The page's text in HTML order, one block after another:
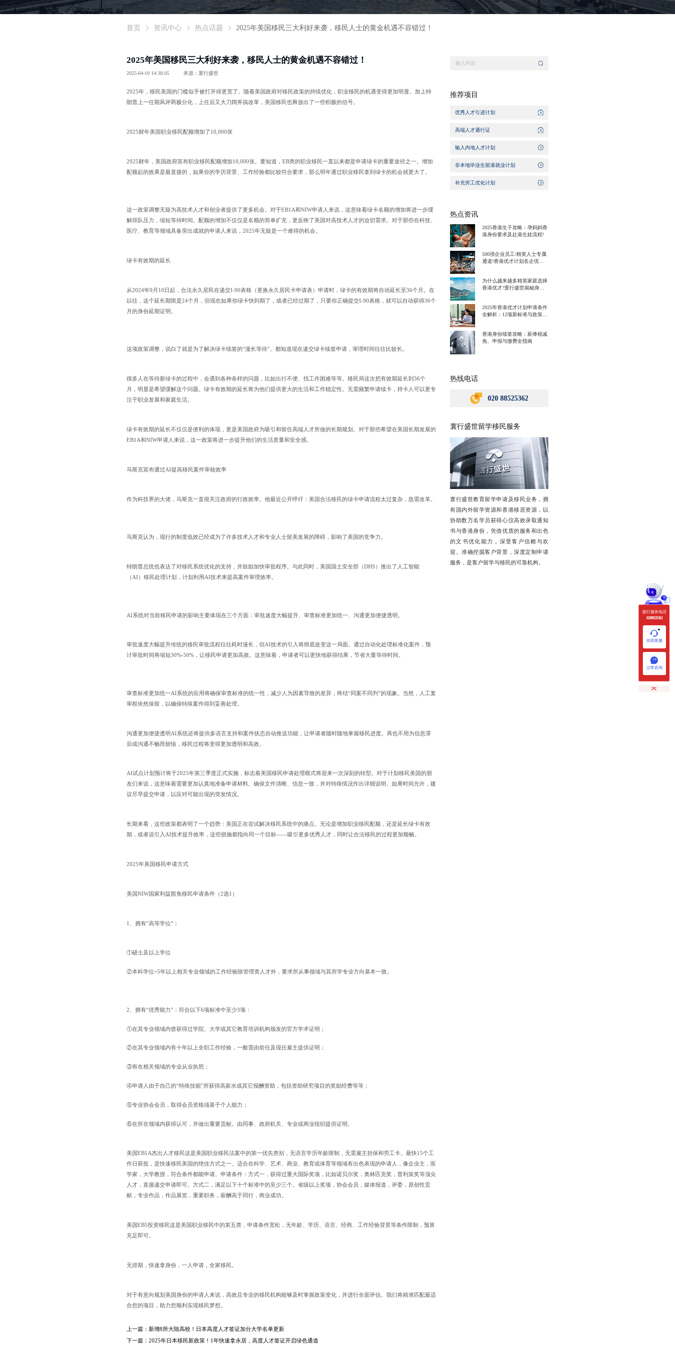
首页 资讯中心 热点话题 2025年美国移民三大利好来袭，移民人士的黄金机遇不容错过！
2025年美国移民三大利好来袭，移民人士的黄金机遇不容错过！
2025-04-10 14:38:05 来源：寰行盛世
2025年，移民美国的门槛似乎被打开得更宽了。随着美国政府对移民政策的持续优化，职业移民的机遇变得更加明显。加上特
朗普上一任期风评两极分化，上任后又大刀阔斧搞改革，美国移民也释放出了一些积极的信号。
2025财年美国职业移民配额增加了10,000张
2025财年，美国政府宣布职业移民配额增加10,000张。要知道，EB类的职业移民一直以来都是申请绿卡的重要途径之一。增加
配额起的效果是最直接的，如果你的学历背景、工作经验都比较符合要求，那么明年通过职业移民拿到绿卡的机会就更大了。
这一政策调整无疑为高技术人才和创业者提供了更多机会。对于EB1A和NIW申请人来说，这意味着绿卡名额的增加将进一步缓
解排队压力，缩短等待时间。配额的增加不仅仅是名额的简单扩充，更反映了美国对高技术人才的迫切需求。对于那些在科技、
医疗、教育等领域具备突出成就的申请人来说，2025年无疑是一个难得的机会。
绿卡有效期的延长
从2024年9月10日起，合法永久居民在递交I-90表格（更换永久居民卡申请表）申请时，绿卡的有效期将自动延长至36个月。在
以往，这个延长期限是24个月，但现在如果你绿卡快到期了，或者已经过期了，只要你正确提交I-90表格，就可以自动获得36个
月的身份延期证明。
这项政策调整，说白了就是为了解决绿卡续签的“漫长等待”。都知道现在递交绿卡续签申请，审理时间往往比较长。
很多人在等待新绿卡的过程中，会遇到各种各样的问题，比如出行不便、找工作困难等等。移民局这次把有效期延长到36个
月，明显是希望缓解这个问题。绿卡有效期的延长将为他们提供更大的生活和工作稳定性。无需频繁申请续卡，持卡人可以更专
注于职业发展和家庭生活。
绿卡有效期的延长不仅仅是便利的体现，更是美国政府为吸引和留住高端人才所做的长期规划。对于那些希望在美国长期发展的
EB1A和NIW申请人来说，这一政策将进一步提升他们的生活质量和安全感。
马斯克宣布通过AI提高移民案件审核效率
作为科技界的大佬，马斯克一直很关注政府的行政效率。他最近公开呼吁：美国合法移民的绿卡申请流程太过复杂，急需改革。
马斯克认为，现行的制度低效已经成为了许多技术人才和专业人士留美发展的障碍，影响了美国的竞争力。
特朗普总统也表达了对移民系统优化的支持，并鼓励加快审批程序。与此同时，美国国土安全部（DHS）推出了人工智能
（AI）移民处理计划，计划利用AI技术来提高案件审理效率。
AI系统对当前移民申请的影响主要体现在三个方面：审批速度大幅提升、审查标准更加统一、沟通更加便捷透明。
审批速度大幅提升传统的移民审批流程往往耗时漫长，但AI技术的引入将彻底改变这一局面。通过自动化处理标准化案件，预
计审批时间将缩短30%-50%，让移民申请更加高效。这意味着，申请者可以更快地获得结果，节省大量等待时间。
审查标准更加统一AI系统的应用将确保审查标准的统一性，减少人为因素导致的差异，终结“同案不同判”的现象。当然，人工复
审权依然保留，以确保特殊案件得到妥善处理。
沟通更加便捷透明AI系统还将提供多语言支持和案件状态自动推送功能，让申请者随时随地掌握移民进度。再也不用为信息滞
后或沟通不畅而烦恼，移民过程将变得更加透明和高效。
AI试点计划预计将于2025年第三季度正式实施，标志着美国移民申请处理模式将迎来一次深刻的转型。对于计划移民美国的朋
友们来说，这意味着需要更加认真地准备申请材料。确保文件清晰、信息一致，并对特殊情况作出详细说明。如果时间允许，建
议尽早提交申请，以应对可能出现的突发情况。
长期来看，这些政策都表明了一个趋势：美国正在尝试解决移民系统中的痛点。无论是增加职业移民配额，还是延长绿卡有效
期，或者说引入AI技术提升效率，这些措施都指向同一个目标——吸引更多优秀人才，同时让合法移民的过程更加顺畅。
2025年美国移民申请方式
美国NIW国家利益豁免移民申请条件（2选1）
1、拥有“高等学位”：
①硕士及以上学位
②本科学位+5年以上相关专业领域的工作经验除管理类人才外，要求所从事领域与其所学专业方向基本一致。
2、拥有“优秀能力”：符合以下6项标准中至少3项：
①在其专业领域内曾获得过学院、大学或其它教育培训机构颁发的官方学术证明；
②在其专业领域内有十年以上全职工作经验，一般需由前任及现任雇主提供证明；
③有在相关领域的专业从业执照；
④申请人由于自己的“特殊技能”所获得高薪水或其它报酬资助，包括资助研究项目的奖励经费等等；
⑤专业协会会员，取得会员资格须基于个人能力；
⑥在所在领域内获得认可，并做出重要贡献。由同事、政府机关、专业或商业组织提供证明。
美国EB1A杰出人才移民这是美国职业移民法案中的第一优先类别，无语言学历年龄限制，无需雇主担保和劳工卡。最快15个工
作日获批，是快速移民美国的绝佳方式之一。适合在科学、艺术、商业、教育或体育等领域有出色表现的申请人，像企业主，医
学家，大学教授，符合条件都能申请。申请条件：方式一，获得过重大国际奖项，比如诺贝尔奖，奥林匹克奖，普利策奖等顶尖
人才，直接递交申请即可。方式二，满足以下十个标准中的至少三个。省级以上奖项，协会会员，媒体报道，评委，原创性贡
献，专业作品，作品展览，重要职务，薪酬高于同行，商业成功。
美国EB5投资移民这是美国职业移民中的第五类，申请条件宽松，无年龄、学历、语言、经商、工作经验背景等条件限制，预算
充足即可。
无排期，快速拿身份，一人申请，全家移民。
对于有意向规划美国身份的申请人来说，高效且专业的移民机构能够及时掌握政策变化，并进行全面评估。我们将精准匹配最适
合您的项目，助力您顺利实现移民梦想。
上一篇： 新增8所大陆高校！日本高度人才签证加分大学名单更新
下一篇： 2025年日本移民新政策！1年快速拿永居，高度人才签证开启绿色通道
推荐项目
优秀人才引进计划
高端人才通行证
输入内地人才计划
非本地毕业生留港就业计划
补充劳工优化计划
热点资讯
2025香港生子攻略：孕妈妈香
港身份要求及赴港生娃流程!
500强企业员工/精英人士专属
通道!香港优才计划名企优势
为什么越来越多精英家庭选择
香港优才?寰行盛世揭秘身份
2025年香港优才计划申请条件
全解析：12项新标准与政策解
香港身份续签攻略：薪俸税减
免、申报与缴费全指南
热线电话
020 88525362
寰行盛世留学移民服务
寰行盛世教育留学申请及移民业务，拥
有国内外留学资源和香港移居资源，以
协助数万名学员获得心仪高效录取通知
书与香港身份，凭借优质的服务和出色
的文书优化能力，深受客户信赖与欢
迎。准确挖掘客户背景，深度定制申请
服务，是客户留学与移民的可靠机构。
拨打服务电话
020 88525362
在线客服
立即咨询